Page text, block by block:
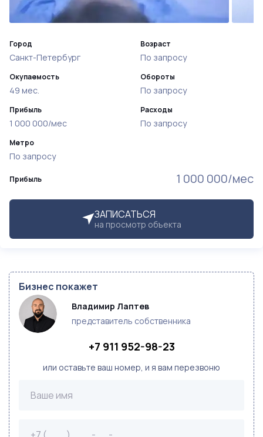
Прибыль 1 000 000/мес
ЗАПИСАТЬСЯ
на просмотр объекта
Город
Санкт-Петербург
Окупаемость
49 мес.
Прибыль
1 000 000/мес
Возраст
По запросу
Обороты
По запросу
Расходы
По запросу
Метро
По запросу
Бизнес покажет
Владимир Лаптев
представитель собственника
+7 911 952-98-23
или оставьте ваш номер, и я вам перезвоню